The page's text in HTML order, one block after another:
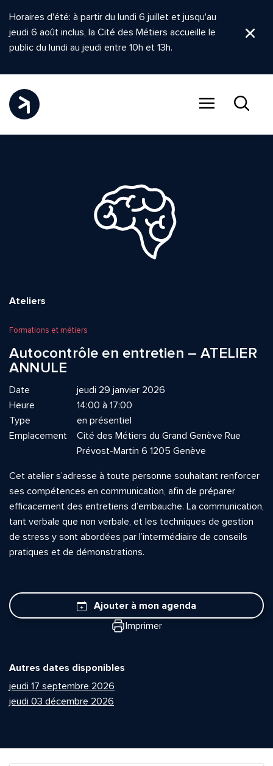
Horaires d'été: à partir du lundi 6 juillet et jusqu'au
jeudi 6 août inclus, la Cité des Métiers accueille le
public du lundi au jeudi entre 10h et 13h.
Ateliers
Formations et métiers
Autocontrôle en entretien – ATELIER
ANNULE
Date
jeudi 29 janvier 2026
Heure
14:00 à 17:00
Type
en présentiel
Emplacement
Cité des Métiers du Grand Genève Rue
Prévost-Martin 6 1205 Genève
Cet atelier s’adresse à toute personne souhaitant renforcer
ses compétences en communication, afin de préparer
efficacement des entretiens d’embauche. La communication,
tant verbale que non verbale, et les techniques de gestion
de stress y sont abordées par l’intermédiaire de conseils
pratiques et de démonstrations.
Ajouter à mon agenda
Imprimer
Autres dates disponibles
jeudi 17 septembre 2026
jeudi 03 décembre 2026